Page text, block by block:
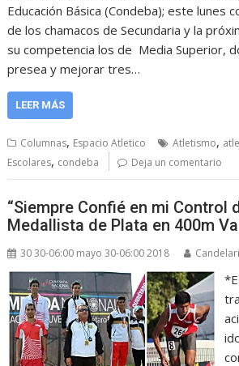
Educación Básica (Condeba); este lunes
de los chamacos de Secundaria y la
su competencia los de Media Superior,
presea y mejorar tres…
LEER MÁS
Columnas, Espacio Atletico Atletismo,
Escolares, condeba Deja un comentario
“Siempre Confié en mi Control
Medallista de Plata en 400m
30 30-06:00 mayo 30-06:00 2018